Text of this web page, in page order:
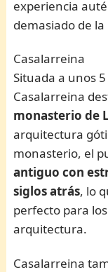
experiencia
demasiado de
Casalarreina
Situada a unos
Casalarreina
monasterio de
arquitectura
monasterio, el
antiguo con
siglos atrás, lo
perfecto para
arquitectura.
Casalarreina